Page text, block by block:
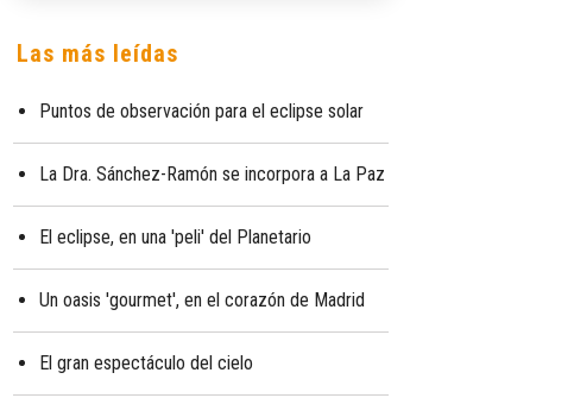
Las más leídas
Puntos de observación para el eclipse solar
La Dra. Sánchez-Ramón se incorpora a La Paz
El eclipse, en una 'peli' del Planetario
Un oasis 'gourmet', en el corazón de Madrid
El gran espectáculo del cielo